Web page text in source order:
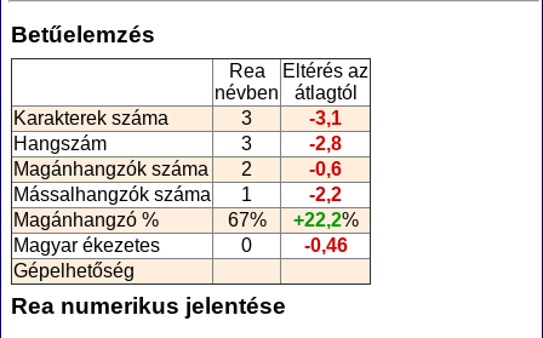
Betűelemzés
Rea
névben
Eltérés az
átlagtól
Karakterek száma
3
-3,1
Hangszám
3
-2,8
Magánhangzók száma
2
-0,6
Mássalhangzók száma
1
-2,2
Magánhangzó %
67% +22,2%
Magyar ékezetes
0
-0,46
Gépelhetőség
Rea numerikus jelentése